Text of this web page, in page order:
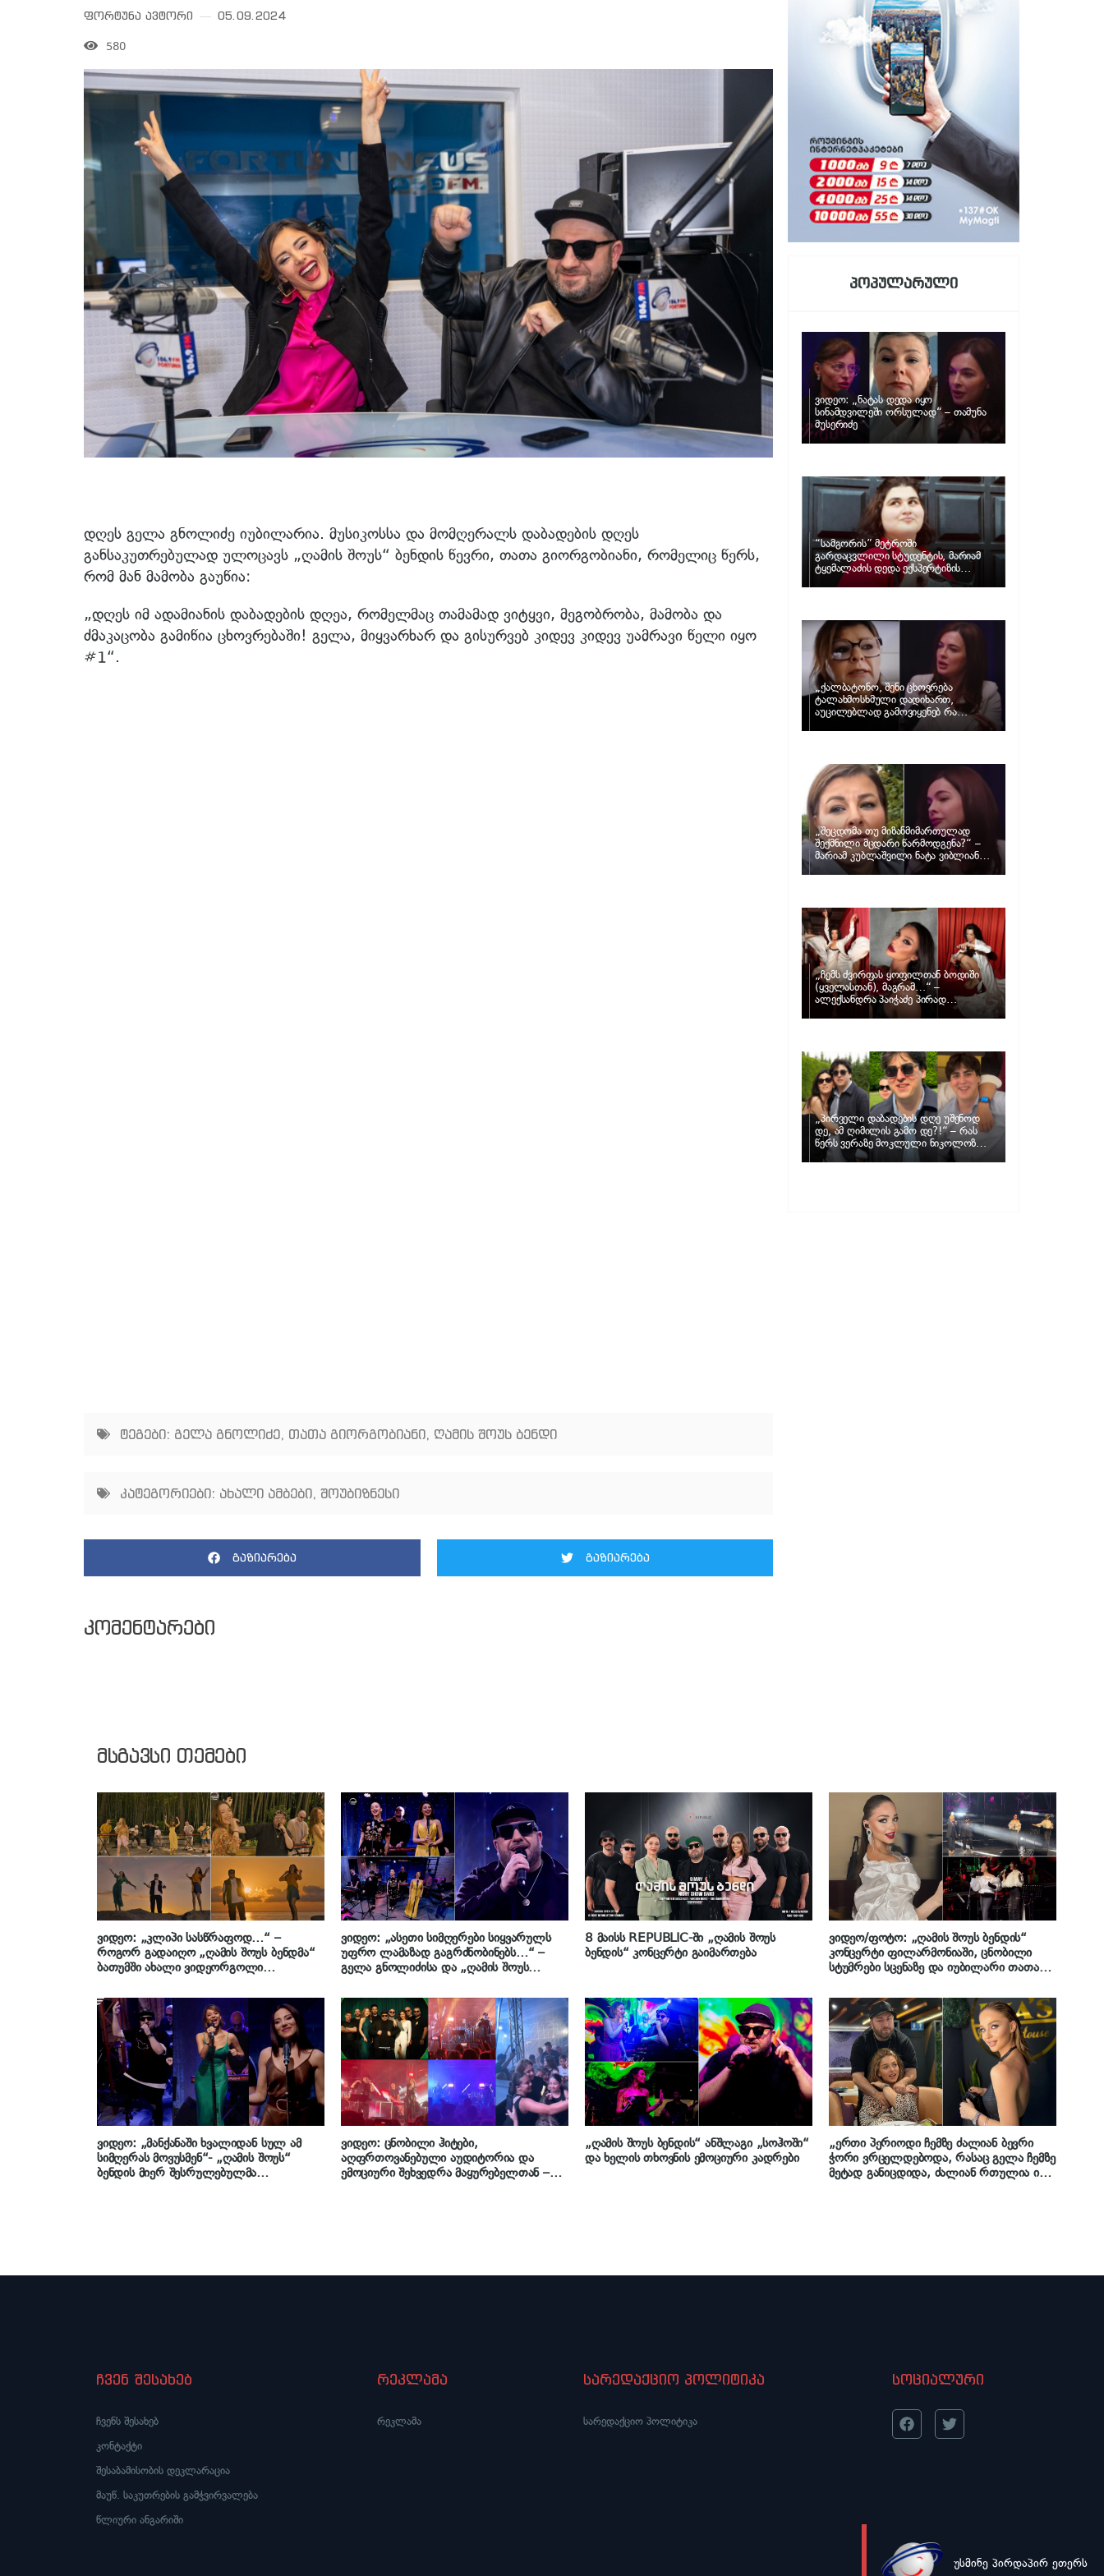
LIVEუსმინე პირდაპირ ეთერს
ფორტუნა ავტორი 05.09.2024
580
დღეს გელა გნოლიძე იუბილარია. მუსიკოსსა და მომღერალს დაბადების დღეს
განსაკუთრებულად ულოცავს „ღამის შოუს“ ბენდის წევრი, თათა გიორგობიანი, რომელიც წერს,
რომ მან მამობა გაუწია:
„დღეს იმ ადამიანის დაბადების დღეა, რომელმაც თამამად ვიტყვი, მეგობრობა, მამობა და
ძმაკაცობა გამიწია ცხოვრებაში! გელა, მიყვარხარ და გისურვებ კიდევ კიდევ უამრავი წელი იყო
#1“.
ტეგები: გელა გნოლიძე, თათა გიორგობიანი, ღამის შოუს ბენდი
კატეგორიები: ახალი ამბები, შოუბიზნესი
გაზიარება გაზიარება
კომენტარები
პოპულარული
ვიდეო: „ნატას დედა იყო
სინამდვილეში ორსულად“ – თამუნა
მუსერიძე
“სამგორის” მეტროში
გარდაცვლილი სტუდენტის, მარიამ
ტყემალაძის დედა ექსპერტიზის
პასუხს აქვეყნებს – რა გახდა გოგონას
„ქალბატონო, შენი ცხოვრება
ტალახმოსხმული დადიხართ,
აუცილებლად გამოვიყენებ რა
ინფორმაციაც მაქვს“… – რა
„შეცდომა თუ მიზანმიმართულად
შექმნილი მცდარი წარმოდგენა?“ –
მარიამ კუბლაშვილი ნატა ვიბლიანის
საქმეზე ვიდეომიმართვას ავრცელებს
„ჩემს ძვირფას ყოფილთან ბოდიში
(ყველასთან), მაგრამ…“ –
ალექსანდრა პაიჭაძე პირად
„პირველი დაბადების დღე უშენოდ
დე, ამ ღიმილის გამო დე?!“ – რას
წერს ვერაზე მოკლული ნიკოლოზ
ღუნაშვილის დედა
მსგავსი თემები
ვიდეო: „კლიპი სასწრაფოდ…“ –
როგორ გადაიღო „ღამის შოუს ბენდმა“
ბათუმში ახალი ვიდეორგოლი
გნოლიძემ დაწერა
ვიდეო: „ასეთი სიმღერები სიყვარულს
უფრო ლამაზად გაგრძნობინებს…“ –
გელა გნოლიძისა და „ღამის შოუს
ანშლაგით გამართული კონცერტები
8 მაისს REPUBLIC-ში „ღამის შოუს
ბენდის“ კონცერტი გაიმართება
ვიდეო/ფოტო: „ღამის შოუს ბენდის“
კონცერტი ფილარმონიაში, ცნობილი
სტუმრები სცენაზე და იუბილარი თათა
ვიდეო: „მანქანაში ხვალიდან სულ ამ
სიმღერას მოვუსმენ“- „ღამის შოუს“
ბენდის მიერ შესრულებულმა
ვიდეო: ცნობილი ჰიტები,
აღფრთოვანებული აუდიტორია და
ემოციური შეხვედრა მაყურებელთან –
„ღამის შოუს ბენდის“ ანშლაგი „სოჰოში“
და ხელის თხოვნის ემოციური კადრები
„ერთი პერიოდი ჩემზე ძალიან ბევრი
ჭორი ვრცელდებოდა, რასაც გელა ჩემზე
მეტად განიცდიდა, ძალიან რთულია იმ
ჩვენ შესახებ
ჩვენს შესახებ
კონტაქტი
შესაბამისობის დეკლარაცია
მაუწ. საკუთრების გამჭვირვალება
წლიური ანგარიში
რეკლამა
რეკლამა
სარედაქციო პოლიტიკა
სარედაქციო პოლიტიკა
სოციალური